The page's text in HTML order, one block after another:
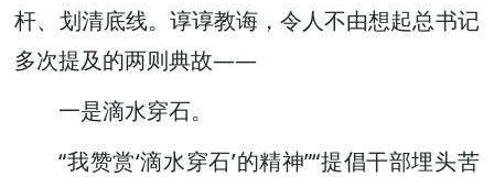
杆、划清底线。谆谆教诲，令人不由想起总书记
多次提及的两则典故——
一是滴水穿石。
“我赞赏‘滴水穿石’的精神”“提倡干部埋头苦